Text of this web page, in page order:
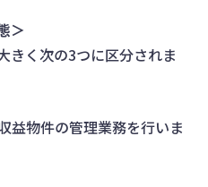
＞
きく次の3つに区分されま
益物件の管理業務を行いま